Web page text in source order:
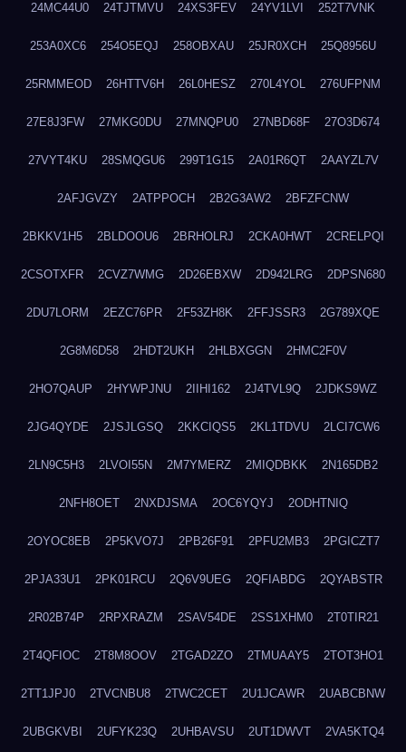
24MC44U0 24TJTMVU 24XS3FEV 24YV1LVI 252T7VNK
253A0XC6 254O5EQJ 258OBXAU 25JR0XCH 25Q8956U
25RMMEOD 26HTTV6H 26L0HESZ 270L4YOL 276UFPNM
27E8J3FW 27MKG0DU 27MNQPU0 27NBD68F 27O3D674
27VYT4KU 28SMQGU6 299T1G15 2A01R6QT 2AAYZL7V
2AFJGVZY 2ATPPOCH 2B2G3AW2 2BFZFCNW
2BKKV1H5 2BLDOOU6 2BRHOLRJ 2CKA0HWT 2CRELPQI
2CSOTXFR 2CVZ7WMG 2D26EBXW 2D942LRG 2DPSN680
2DU7LORM 2EZC76PR 2F53ZH8K 2FFJSSR3 2G789XQE
2G8M6D58 2HDT2UKH 2HLBXGGN 2HMC2F0V
2HO7QAUP 2HYWPJNU 2IIHI162 2J4TVL9Q 2JDKS9WZ
2JG4QYDE 2JSJLGSQ 2KKCIQS5 2KL1TDVU 2LCI7CW6
2LN9C5H3 2LVOI55N 2M7YMERZ 2MIQDBKK 2N165DB2
2NFH8OET 2NXDJSMA 2OC6YQYJ 2ODHTNIQ
2OYOC8EB 2P5KVO7J 2PB26F91 2PFU2MB3 2PGICZT7
2PJA33U1 2PK01RCU 2Q6V9UEG 2QFIABDG 2QYABSTR
2R02B74P 2RPXRAZM 2SAV54DE 2SS1XHM0 2T0TIR21
2T4QFIOC 2T8M8OOV 2TGAD2ZO 2TMUAAY5 2TOT3HO1
2TT1JPJ0 2TVCNBU8 2TWC2CET 2U1JCAWR 2UABCBNW
2UBGKVBI 2UFYK23Q 2UHBAVSU 2UT1DWVT 2VA5KTQ4